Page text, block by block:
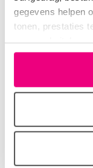
gegevens helpen
tonen, prestaties
moment wijzigen
linksonder elke
in het tabblad
Ik heb ook
eerdaags
Maar ik ben
waarschijnlijk
Loginof